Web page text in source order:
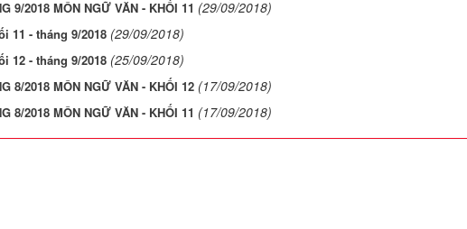
9/2018 MÔN NGỮ VĂN - KHỐI 11 (29/09/2018)
11 - tháng 9/2018 (29/09/2018)
12 - tháng 9/2018 (25/09/2018)
8/2018 MÔN NGỮ VĂN - KHỐI 12 (17/09/2018)
8/2018 MÔN NGỮ VĂN - KHỐI 11 (17/09/2018)